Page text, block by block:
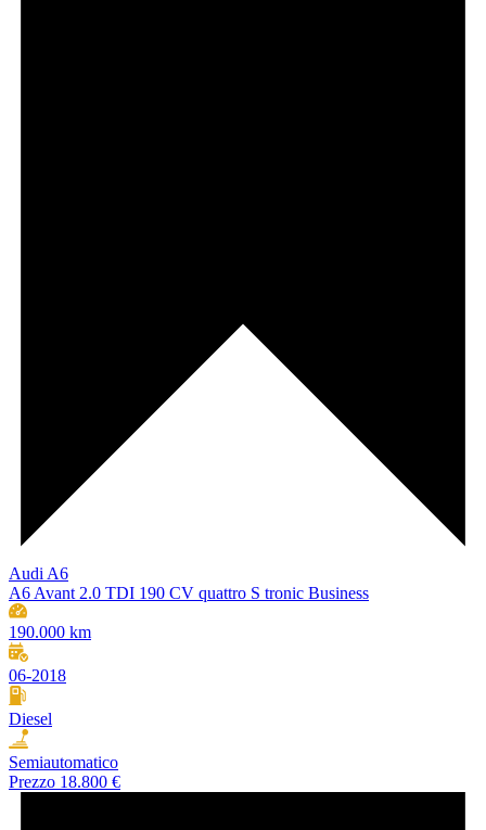
Audi A6
A6 Avant 2.0 TDI 190 CV quattro S tronic Business
190.000 km
06-2018
Diesel
Semiautomatico
Prezzo 18.800 €